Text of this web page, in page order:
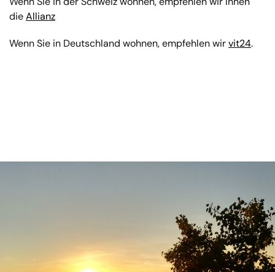
dieAllianz
Wenn Sie in Deutschland wohnen, empfehlen wirvit24.